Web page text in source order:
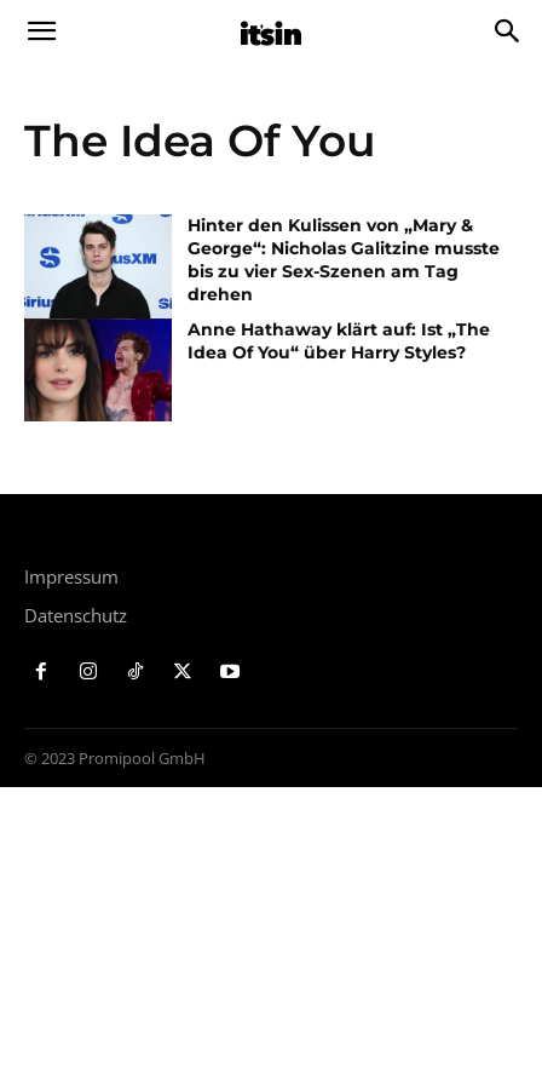
The Idea Of You
Hinter den Kulissen von „Mary &
George“: Nicholas Galitzine musste
bis zu vier Sex-Szenen am Tag
drehen
Anne Hathaway klärt auf: Ist „The
Idea Of You“ über Harry Styles?
Impressum
Datenschutz
© 2023 Promipool GmbH